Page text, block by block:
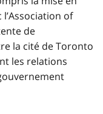
of
de
la cité de Toronto
les relations